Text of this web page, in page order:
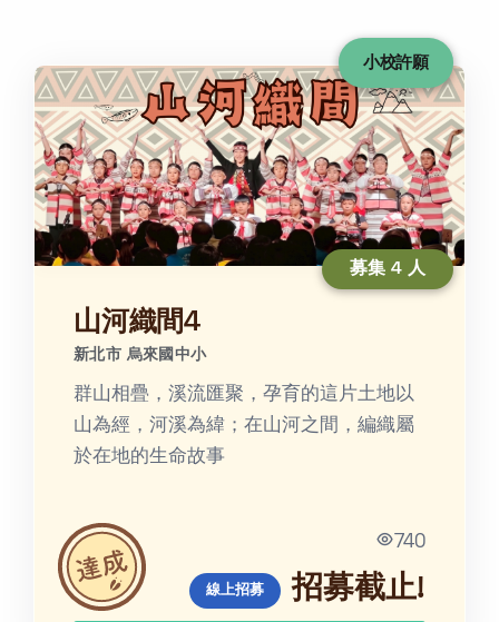
小校許願
募集 4 人
山河織間4
新北市 烏來國中小
群山相疊，溪流匯聚，孕育的這片土地以
山為經，河溪為緯；在山河之間，編織屬
於在地的生命故事
740
線上招募 招募截止!